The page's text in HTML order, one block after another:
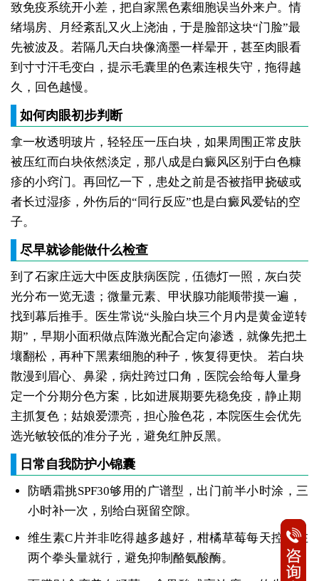
致免疫系统开小差，把自家黑色素细胞误当外来户。情
绪塌房、月经紊乱又火上浇油，于是脸部这块“门脸”最
先被波及。若隔几天白块像滴墨一样晕开，甚至肉眼看
到寸寸汗毛变白，提示毛囊里的色素连根失守，拖得越
久，回色越慢。
如何肉眼初步判断
拿一枚透明玻片，轻轻压一压白块，如果周围正常皮肤
被压红而白块依然淡定，那八成是白癜风区别于白色糠
疹的小窍门。再回忆一下，患处之前是否被指甲挠破或
者长过湿疹，外伤后的“同行反应”也是白癜风爱钻的空
子。
尽早就诊能做什么检查
到了石家庄远大中医皮肤病医院，伍德灯一照，灰白荧
光分布一览无遗；微量元素、甲状腺功能顺带摸一遍，
找到幕后推手。医生常说“头脸白块三个月内是黄金逆转
期”，早期小面积做点阵激光配合定向渗透，就像先把土
壤翻松，再种下黑素细胞的种子，恢复得更快。
若白块
散漫到眉心、鼻梁，病灶跨过口角，医院会给每人量身
定一个分期分色方案，比如进展期要先稳免疫，静止期
主抓复色；姑娘爱漂亮，担心脸色花，本院医生会优先
选光敏较低的准分子光，避免红肿反黑。
日常自我防护小锦囊
防晒霜挑SPF30够用的广谱型，出门前半小时涂，三
小时补一次，别给白斑留空隙。
维生素C片并非吃得越多越好，柑橘草莓每天控制在
两个拳头量就行，避免抑制酪氨酸酶。